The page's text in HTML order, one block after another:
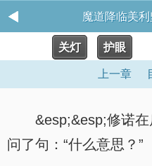
魔道降临美
关灯 护眼
上一章
&esp;&esp;修诺
问了句：“什么意思？”